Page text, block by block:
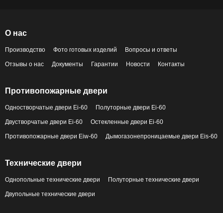
О нас
Производство Фото готовых изделий Вопросы и ответы
Отзывы о нас Документы Гарантии Новости Контакты
Противопожарные двери
Одностворчатые двери Ei-60 Полуторные двери Ei-60
Двустворчатые двери Ei-60 Остекленные двери Ei-60
Противопожарные двери Eiw-60 Дымогазонепроницаемые двери Eis-60
Технические двери
Однопольные технические двери Полуторные технические двери
Двупольные технические двери